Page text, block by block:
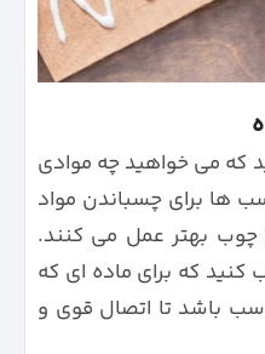
که می خواهید چه موادی
ها برای چسباندن مواد
چوب بهتر عمل می کنند.
کنید که برای ماده ای که
باشد تا اتصال قوی و